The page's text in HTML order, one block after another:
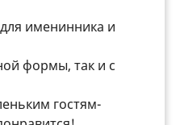
для именинника и
формы, так и с
гостям-